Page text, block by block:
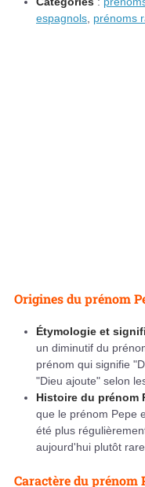
espagnols prénoms
Origines du prénom
Étymologie et
un diminutif du
prénom qui signifie
"Dieu ajoute" selon
Histoire du prénom
que le prénom Pepe
été plus
aujourd'hui plutôt
Caractère du prénom